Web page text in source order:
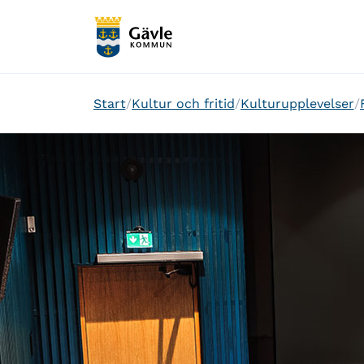
Start Kultur och fritid Kulturupplevelser